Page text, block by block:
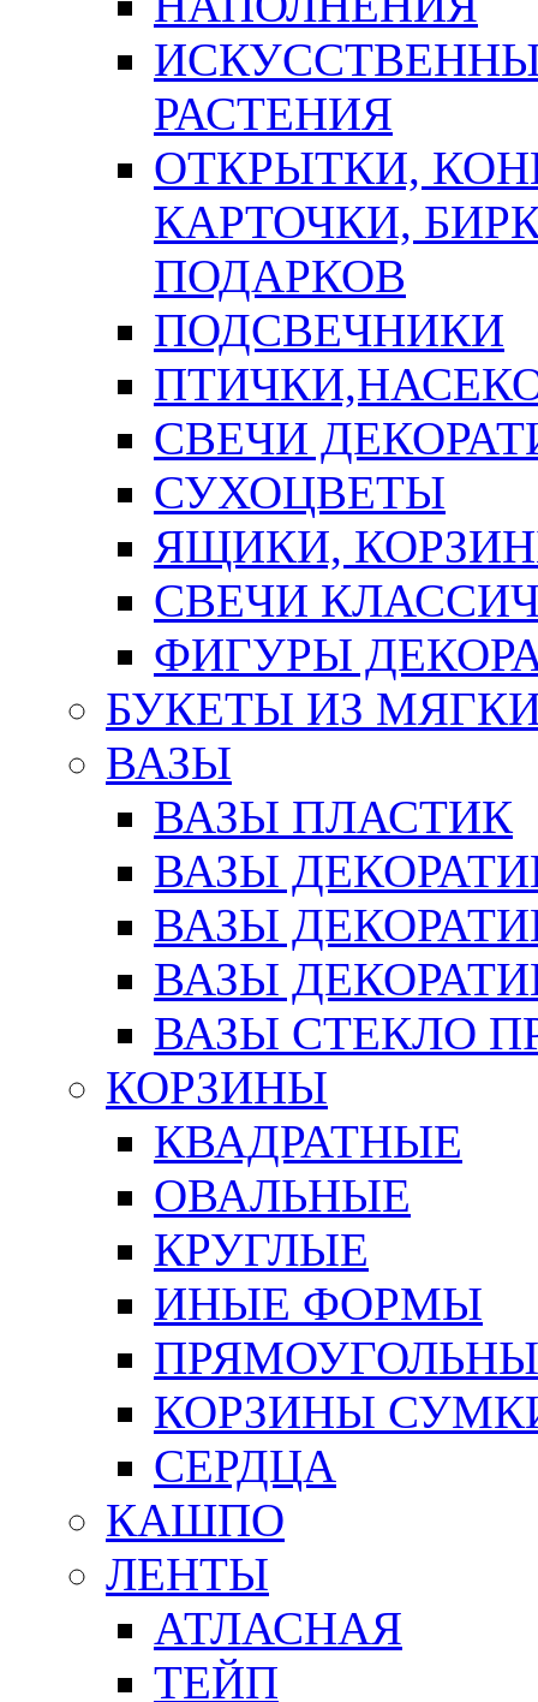
РАСТЕНИЯ
ОТКРЫТКИ,
КАРТОЧКИ,
ПОДАРКОВ
ПОДСВЕЧНИКИ
СВЕЧИ
СУХОЦВЕТЫ
ЯЩИКИ,
СВЕЧИ
ФИГУРЫ
БУКЕТЫ ИЗ
ВАЗЫ
ВАЗЫ ПЛАСТИК
ВАЗЫ
ВАЗЫ
ВАЗЫ
ВАЗЫ СТЕКЛО
КОРЗИНЫ
КВАДРАТНЫЕ
ОВАЛЬНЫЕ
КРУГЛЫЕ
ИНЫЕ ФОРМЫ
КОРЗИНЫ
СЕРДЦА
КАШПО
ЛЕНТЫ
АТЛАСНАЯ
ТЕЙП